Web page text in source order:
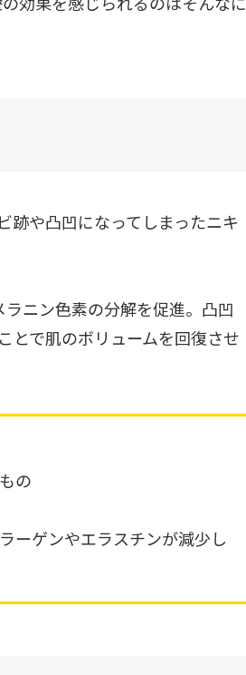
跡や凸凹になってしまったニキ
ニン色素の分解を促進。凸凹
とで肌のボリュームを回復させ
の
ーゲンやエラスチンが減少し